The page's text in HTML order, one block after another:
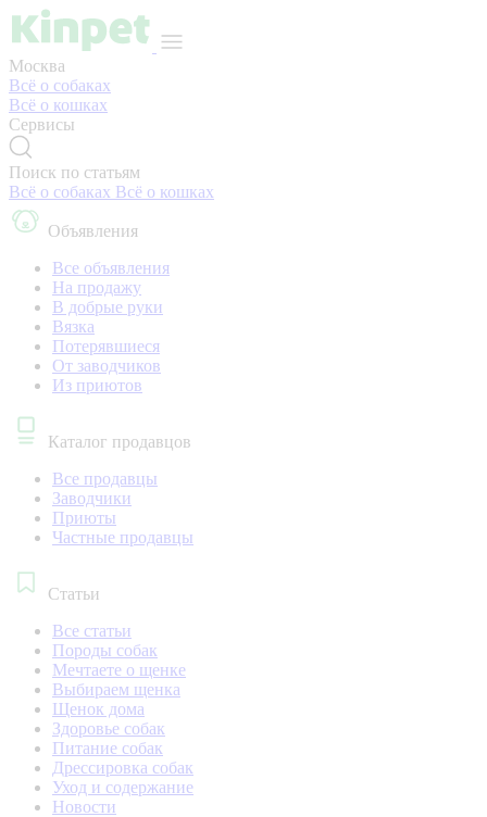
Москва
Всё о собаках
Всё о кошках
Сервисы
Поиск по статьям
Всё о собаках Всё о кошках
Объявления
Все объявления
На продажу
В добрые руки
Вязка
Потерявшиеся
От заводчиков
Из приютов
Каталог продавцов
Все продавцы
Заводчики
Приюты
Частные продавцы
Статьи
Все статьи
Породы собак
Мечтаете о щенке
Выбираем щенка
Щенок дома
Здоровье собак
Питание собак
Дрессировка собак
Уход и содержание
Новости